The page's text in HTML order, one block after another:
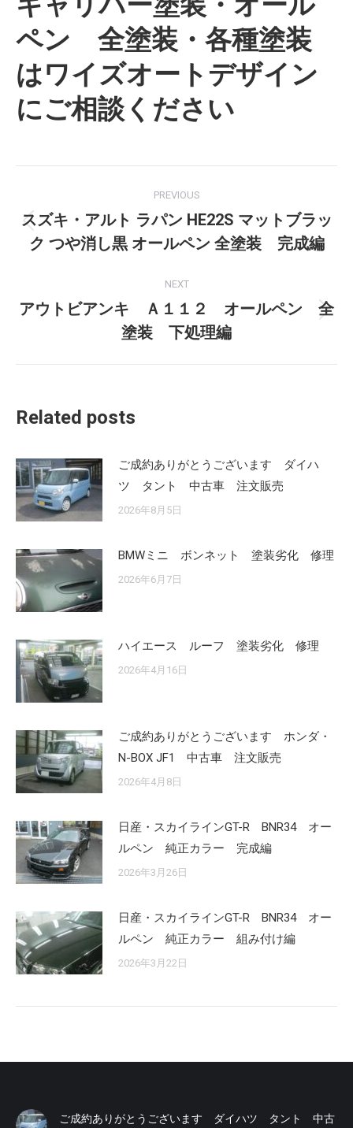
ペン 全塗装・各種塗装
はワイズオートデザイン
にご相談ください
navigation
PREVIOUS
Previous
post:
スズキ・アルト ラパン HE22S マットブラッ
ク つや消し黒 オールペン 全塗装 完成編
NEXT
Next
post:
アウトビアンキ Ａ１１２ オールペン 全
塗装 下処理編
Related posts
ご成約ありがとうございます ダイハ
ツ タント 中古車 注文販売
2026年8月5日
BMWミニ ボンネット 塗装劣化 修理
2026年6月7日
ハイエース ルーフ 塗装劣化 修理
2026年4月16日
ご成約ありがとうございます ホンダ・
N-BOX JF1 中古車 注文販売
2026年4月8日
日産・スカイラインGT-R BNR34 オー
ルペン 純正カラー 完成編
2026年3月26日
日産・スカイラインGT-R BNR34 オー
ルペン 純正カラー 組み付け編
2026年3月22日
ご成約ありがとうございます ダイハツ タント 中古